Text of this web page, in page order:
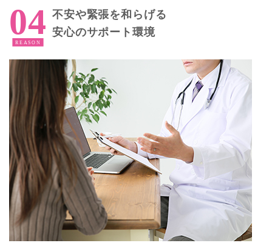
不安や緊張を和らげる
安心のサポート環境